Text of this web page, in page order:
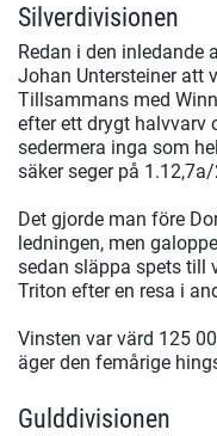
Silverdivisionen
Redan i den inledande
Johan Untersteiner att
Tillsammans med
efter ett drygt halvvarv
sedermera inga som
säker seger på
Det gjorde man före
ledningen, men
sedan släppa spets till
Triton efter en resa i
Vinsten var värd 125
äger den femårige
Gulddivisionen